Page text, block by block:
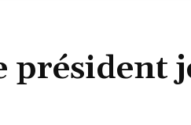
président